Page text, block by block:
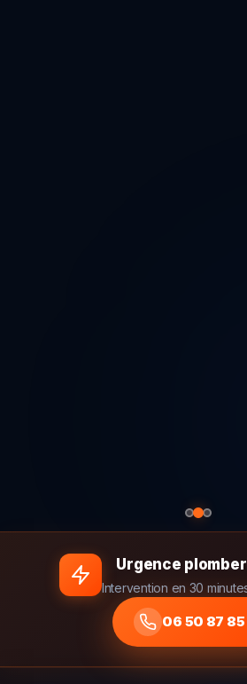
Urgence
Intervention en 30
06 50 87 85